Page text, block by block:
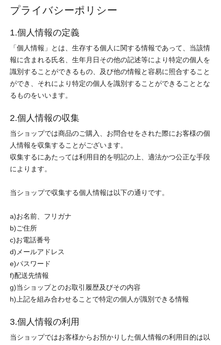
プライバシーポリシー
1.個人情報の定義
「個人情報」とは、生存する個人に関する情報であって、当該情
報に含まれる氏名、生年月日その他の記述等により特定の個人を
識別することができるもの、及び他の情報と容易に照合すること
ができ、それにより特定の個人を識別することができることとな
るものをいいます。
2.個人情報の収集
当ショップでは商品のご購入、お問合せをされた際にお客様の個
人情報を収集することがございます。
収集するにあたっては利用目的を明記の上、適法かつ公正な手段
によります。
当ショップで収集する個人情報は以下の通りです。
a)お名前、フリガナ
b)ご住所
c)お電話番号
d)メールアドレス
e)パスワード
f)配送先情報
g)当ショップとのお取引履歴及びその内容
h)上記を組み合わせることで特定の個人が識別できる情報
3.個人情報の利用
当ショップではお客様からお預かりした個人情報の利用目的は以